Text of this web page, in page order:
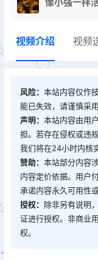
视频介绍 视频
风险： 本站内容仅作
能已失效，请谨慎采用
声明： 本站内容由用
担。若存在侵权或违
我们将在24小时内核
赞助： 本站部分内容
内容定价依据。用户
承诺内容永久可用性
授权： 除非另有说明
证进行授权。非商业
权。